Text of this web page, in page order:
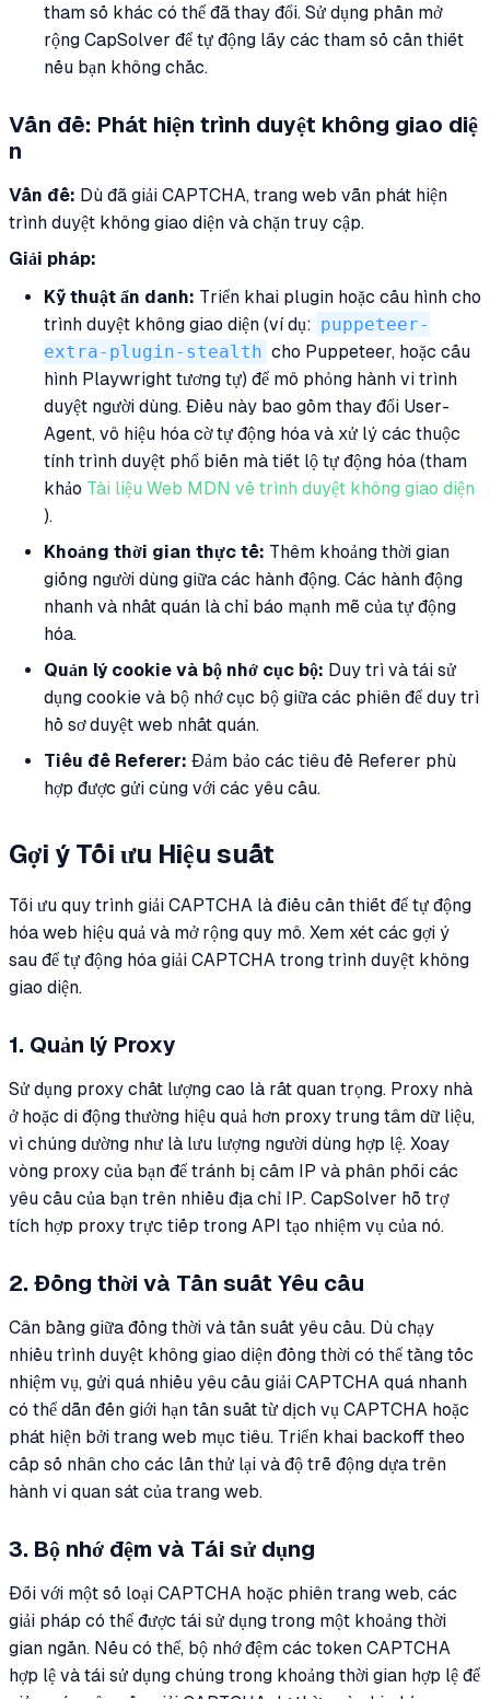
tham số khác có thể đã thay đổi. Sử dụng phần mở
rộng CapSolver để tự động lấy các tham số cần thiết
nếu bạn không chắc.
Vấn đề: Phát hiện trình duyệt không giao diệ
n
Vấn đề: Dù đã giải CAPTCHA, trang web vẫn phát hiện
trình duyệt không giao diện và chặn truy cập.
Giải pháp:
Kỹ thuật ẩn danh: Triển khai plugin hoặc cấu hình cho
trình duyệt không giao diện (ví dụ: puppeteer-
extra-plugin-stealth cho Puppeteer, hoặc cấu
hình Playwright tương tự) để mô phỏng hành vi trình
duyệt người dùng. Điều này bao gồm thay đổi User-
Agent, vô hiệu hóa cờ tự động hóa và xử lý các thuộc
tính trình duyệt phổ biến mà tiết lộ tự động hóa (tham
khảo Tài liệu Web MDN về trình duyệt không giao diện
).
Khoảng thời gian thực tế: Thêm khoảng thời gian
giống người dùng giữa các hành động. Các hành động
nhanh và nhất quán là chỉ báo mạnh mẽ của tự động
hóa.
Quản lý cookie và bộ nhớ cục bộ: Duy trì và tái sử
dụng cookie và bộ nhớ cục bộ giữa các phiên để duy trì
hồ sơ duyệt web nhất quán.
Tiêu đề Referer: Đảm bảo các tiêu đề Referer phù
hợp được gửi cùng với các yêu cầu.
Gợi ý Tối ưu Hiệu suất
Tối ưu quy trình giải CAPTCHA là điều cần thiết để tự động
hóa web hiệu quả và mở rộng quy mô. Xem xét các gợi ý
sau để tự động hóa giải CAPTCHA trong trình duyệt không
giao diện.
1. Quản lý Proxy
Sử dụng proxy chất lượng cao là rất quan trọng. Proxy nhà
ở hoặc di động thường hiệu quả hơn proxy trung tâm dữ liệu,
vì chúng dường như là lưu lượng người dùng hợp lệ. Xoay
vòng proxy của bạn để tránh bị cấm IP và phân phối các
yêu cầu của bạn trên nhiều địa chỉ IP. CapSolver hỗ trợ
tích hợp proxy trực tiếp trong API tạo nhiệm vụ của nó.
2. Đồng thời và Tần suất Yêu cầu
Cân bằng giữa đồng thời và tần suất yêu cầu. Dù chạy
nhiều trình duyệt không giao diện đồng thời có thể tăng tốc
nhiệm vụ, gửi quá nhiều yêu cầu giải CAPTCHA quá nhanh
có thể dẫn đến giới hạn tần suất từ dịch vụ CAPTCHA hoặc
phát hiện bởi trang web mục tiêu. Triển khai backoff theo
cấp số nhân cho các lần thử lại và độ trễ động dựa trên
hành vi quan sát của trang web.
3. Bộ nhớ đệm và Tái sử dụng
Đối với một số loại CAPTCHA hoặc phiên trang web, các
giải pháp có thể được tái sử dụng trong một khoảng thời
gian ngắn. Nếu có thể, bộ nhớ đệm các token CAPTCHA
hợp lệ và tái sử dụng chúng trong khoảng thời gian hợp lệ để